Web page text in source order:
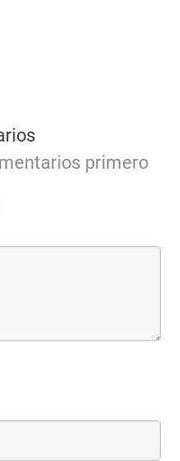
primero